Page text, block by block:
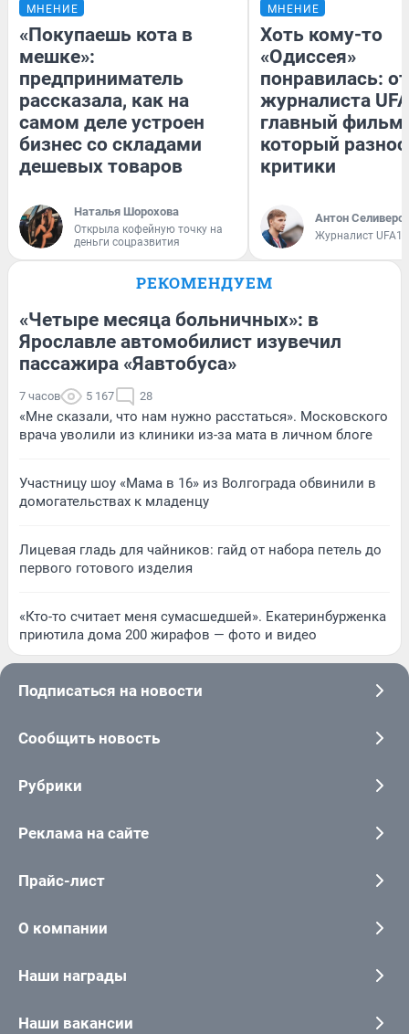
МНЕНИЕ
«Покупаешь кота в
мешке»:
предприниматель
рассказала, как на
самом деле устроен
бизнес со складами
дешевых товаров
Наталья Шорохова
Открыла кофейную точку на
деньги соцразвития
МНЕНИЕ
Хоть кому-то
«Одиссея»
понравилась:
журналиста
главный фильм
который
критики
Антон
Журналист
РЕКОМЕНДУЕМ
«Четыре месяца больничных»: в
Ярославле автомобилист изувечил
пассажира «Яавтобуса»
7 часов 5 167 28
«Мне сказали, что нам нужно расстаться». Московского
врача уволили из клиники из-за мата в личном блоге
Участницу шоу «Мама в 16» из Волгограда обвинили в
домогательствах к младенцу
Лицевая гладь для чайников: гайд от набора петель до
первого готового изделия
«Кто-то считает меня сумасшедшей». Екатеринбурженка
приютила дома 200 жирафов — фото и видео
Подписаться на новости
Сообщить новость
Рубрики
Реклама на сайте
Прайс-лист
О компании
Наши награды
Наши вакансии